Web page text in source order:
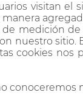
visitan el
medición
sitio.
cookies
conoceremos